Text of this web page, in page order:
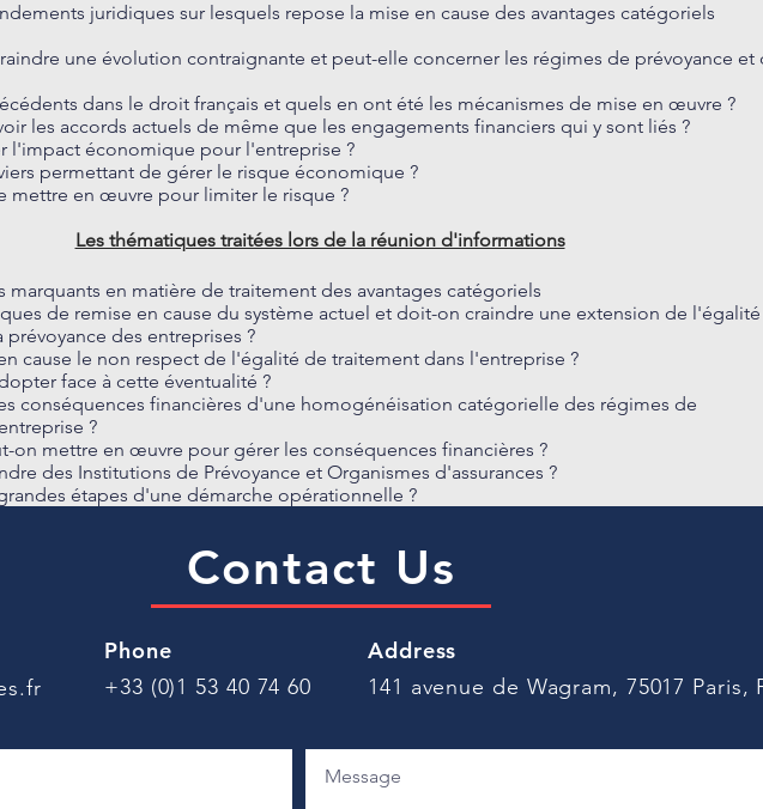
juridiques sur lesquels repose la mise en cause des avantages catégoriels
une évolution contraignante et peut-elle concerner les régimes de prévoyance et
dans le droit français et quels en ont été les mécanismes de mise en œuvre ?
les accords actuels de même que les engagements financiers qui y sont liés ?
l'impact économique pour l'entreprise ?
permettant de gérer le risque économique ?
mettre en œuvre pour limiter le risque ?
Les thématiques traitées lors de la réunion d'informations
marquants en matière de traitement des avantages catégoriels
de remise en cause du système actuel et doit-on craindre une extension de l'égalité
des entreprises ?
cause le non respect de l'égalité de traitement dans l'entreprise ?
face à cette éventualité ?
conséquences financières d'une homogénéisation catégorielle des régimes de
?
on mettre en œuvre pour gérer les conséquences financières ?
des Institutions de Prévoyance et Organismes d'assurances ?
étapes d'une démarche opérationnelle ?
Contact Us
Phone
+33 (0)1 53 40 74 60
Address
141 avenue de Wagram, 75017 Paris,